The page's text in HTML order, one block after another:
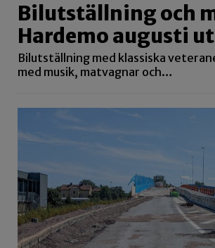
Bilutställning och
Hardemo augusti ut
Bilutställning med klassiska
med musik, matvagnar och…